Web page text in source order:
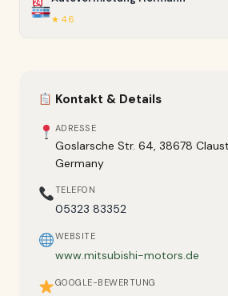
★ 4.6
Kontakt & Details
ADRESSE
Goslarsche Str. 64, 38678
Germany
TELEFON
05323 83352
WEBSITE
www.mitsubishi-motors.de
GOOGLE-BEWERTUNG